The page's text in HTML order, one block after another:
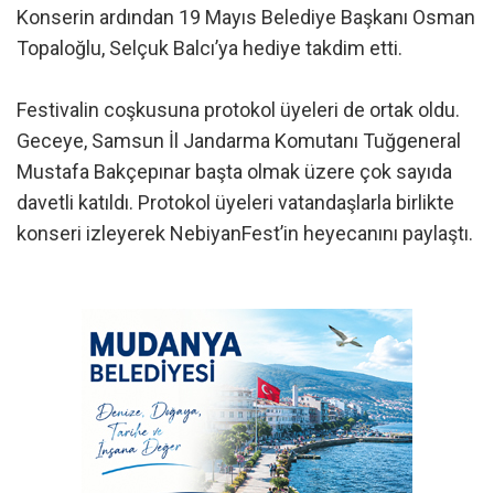
Konserin ardından 19 Mayıs Belediye Başkanı Osman
Topaloğlu, Selçuk Balcı’ya hediye takdim etti.
Festivalin coşkusuna protokol üyeleri de ortak oldu.
Geceye, Samsun İl Jandarma Komutanı Tuğgeneral
Mustafa Bakçepınar başta olmak üzere çok sayıda
davetli katıldı. Protokol üyeleri vatandaşlarla birlikte
konseri izleyerek NebiyanFest’in heyecanını paylaştı.